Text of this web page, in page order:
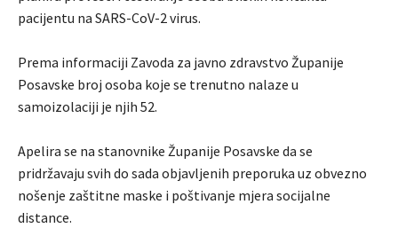
pacijentu na SARS-CoV-2 virus.
Prema informaciji Zavoda za javno zdravstvo Županije
Posavske broj osoba koje se trenutno nalaze u
samoizolaciji je njih 52.
Apelira se na stanovnike Županije Posavske da se
pridržavaju svih do sada objavljenih preporuka uz obvezno
nošenje zaštitne maske i poštivanje mjera socijalne
distance.